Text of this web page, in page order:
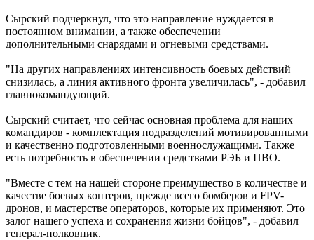
Сырский подчеркнул, что это направление нуждается в
постоянном внимании, а также обеспечении
дополнительными снарядами и огневыми средствами.
"На других направлениях интенсивность боевых действий
снизилась, а линия активного фронта увеличилась", - добавил
главнокомандующий.
Сырский считает, что сейчас основная проблема для наших
командиров - комплектация подразделений мотивированными
и качественно подготовленными военнослужащими. Также
есть потребность в обеспечении средствами РЭБ и ПВО.
"Вместе с тем на нашей стороне преимущество в количестве и
качестве боевых коптеров, прежде всего бомберов и FPV-
дронов, и мастерстве операторов, которые их применяют. Это
залог нашего успеха и сохранения жизни бойцов", - добавил
генерал-полковник.